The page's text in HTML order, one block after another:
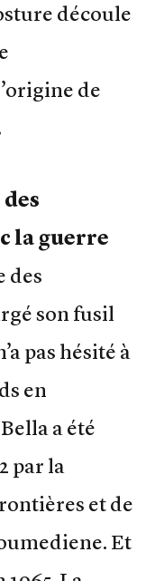
découle
de
la guerre
des
son fusil
pas hésité à
en
a été
par la
et de
Et